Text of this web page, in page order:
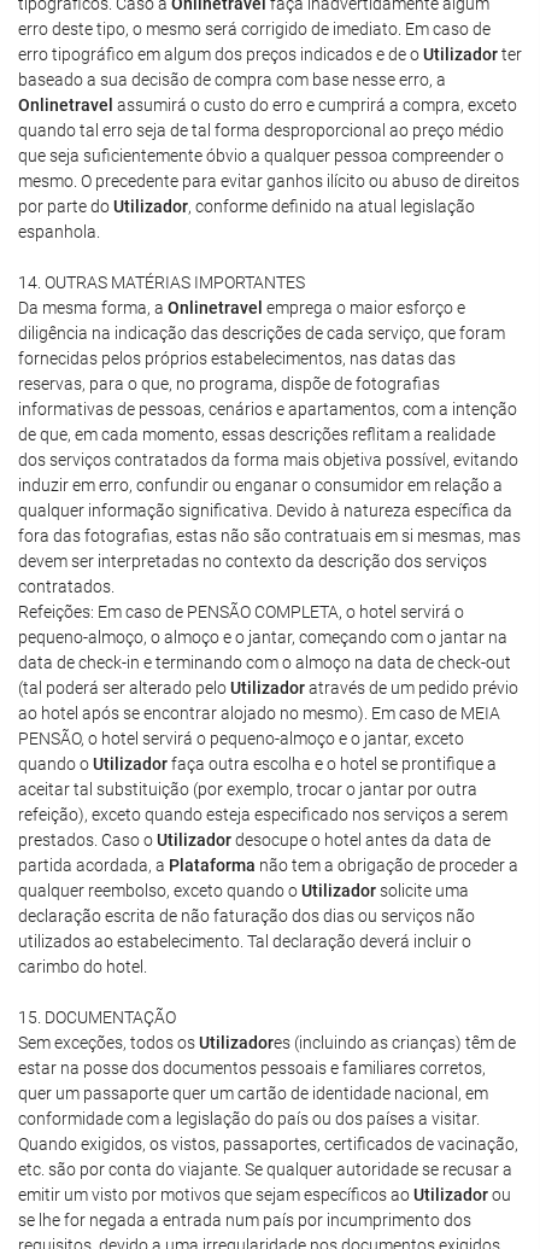
erro deste tipo, o mesmo será corrigido de imediato. Em caso de
erro tipográfico em algum dos preços indicados e de oUtilizadorter
baseado a sua decisão de compra com base nesse erro, a
Onlinetravel assumirá o custo do erro e cumprirá a compra, exceto
quando tal erro seja de tal forma desproporcional ao preço médio
que seja suficientemente óbvio a qualquer pessoa compreender o
mesmo. O precedente para evitar ganhos ilícito ou abuso de direitos
por parte doUtilizador, conforme definido na atual legislação
espanhola.
14. OUTRAS MATÉRIAS IMPORTANTES
Da mesma forma, a Onlinetravel emprega o maior esforço e
diligência na indicação das descrições de cada serviço, que foram
fornecidas pelos próprios estabelecimentos, nas datas das
reservas, para o que, no programa, dispõe de fotografias
informativas de pessoas, cenários e apartamentos, com a intenção
de que, em cada momento, essas descrições reflitam a realidade
dos serviços contratados da forma mais objetiva possível, evitando
induzir em erro, confundir ou enganar o consumidor em relação a
qualquer informação significativa. Devido à natureza específica da
fora das fotografias, estas não são contratuais em si mesmas, mas
devem ser interpretadas no contexto da descrição dos serviços
contratados.
Refeições: Em caso de PENSÃO COMPLETA, o hotel servirá o
pequeno-almoço, o almoço e o jantar, começando com o jantar na
data de check-in e terminando com o almoço na data de check-out
(tal poderá ser alterado peloUtilizadoratravés de um pedido prévio
ao hotel após se encontrar alojado no mesmo). Em caso de MEIA
PENSÃO, o hotel servirá o pequeno-almoço e o jantar, exceto
quando oUtilizadorfaça outra escolha e o hotel se prontifique a
aceitar tal substituição (por exemplo, trocar o jantar por outra
refeição), exceto quando esteja especificado nos serviços a serem
prestados. Caso oUtilizadordesocupe o hotel antes da data de
partida acordada, a Plataforma não tem a obrigação de proceder a
qualquer reembolso, exceto quando oUtilizadorsolicite uma
declaração escrita de não faturação dos dias ou serviços não
utilizados ao estabelecimento. Tal declaração deverá incluir o
carimbo do hotel.
15. DOCUMENTAÇÃO
Sem exceções, todos osUtilizadores (incluindo as crianças) têm de
estar na posse dos documentos pessoais e familiares corretos,
quer um passaporte quer um cartão de identidade nacional, em
conformidade com a legislação do país ou dos países a visitar.
Quando exigidos, os vistos, passaportes, certificados de vacinação,
etc. são por conta do viajante. Se qualquer autoridade se recusar a
emitir um visto por motivos que sejam específicos aoUtilizadorou
se lhe for negada a entrada num país por incumprimento dos